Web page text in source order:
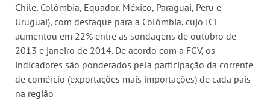
Chile, Colômbia, Equador, México, Paraguai, Peru e
Uruguai), com destaque para a Colômbia, cujo ICE
aumentou em 22% entre as sondagens de outubro de
2013 e janeiro de 2014. De acordo com a FGV, os
indicadores são ponderados pela participação da corrente
de comércio (exportações mais importações) de cada país
na região